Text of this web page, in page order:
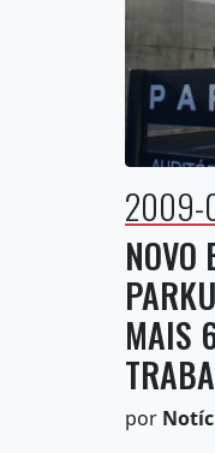
2009-
NOVO
MAIS
por